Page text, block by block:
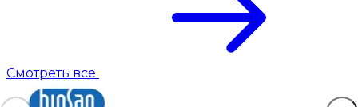
Смотреть все